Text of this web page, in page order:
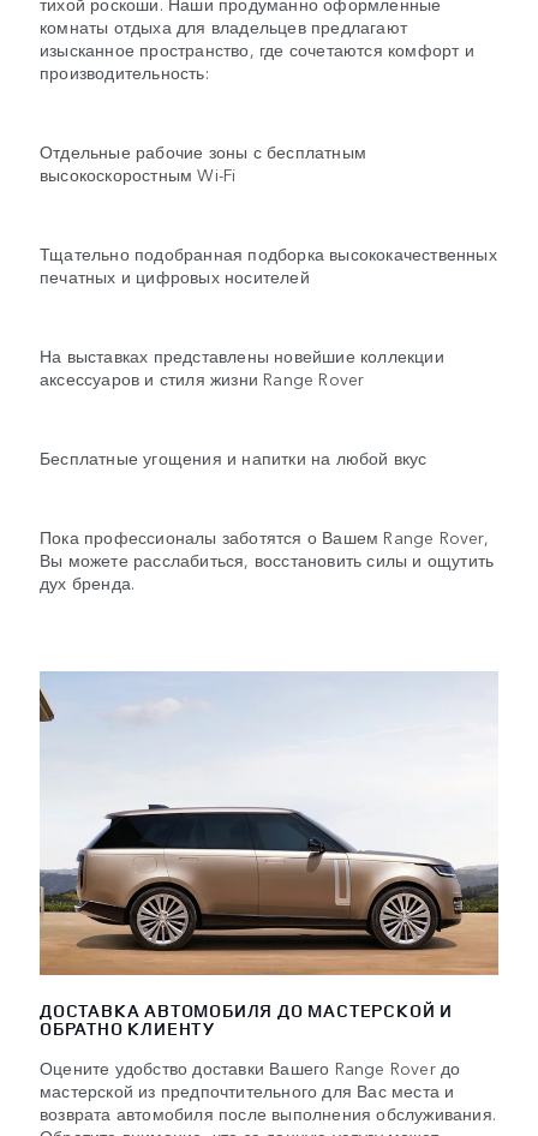
комнаты отдыха для владельцев предлагают
изысканное пространство, где сочетаются комфорт и
производительность:
Отдельные рабочие зоны с бесплатным
высокоскоростным Wi-Fi
Тщательно подобранная подборка высококачественных
печатных и цифровых носителей
На выставках представлены новейшие коллекции
аксессуаров и стиля жизни Range Rover
Бесплатные угощения и напитки на любой вкус
Пока профессионалы заботятся о Вашем Range Rover,
Вы можете расслабиться, восстановить силы и ощутить
дух бренда.
ДОСТАВКА АВТОМОБИЛЯ ДО МАСТЕРСКОЙ И
ОБРАТНО КЛИЕНТУ
Оцените удобство доставки Вашего Range Rover до
мастерской из предпочтительного для Вас места и
возврата автомобиля после выполнения обслуживания.